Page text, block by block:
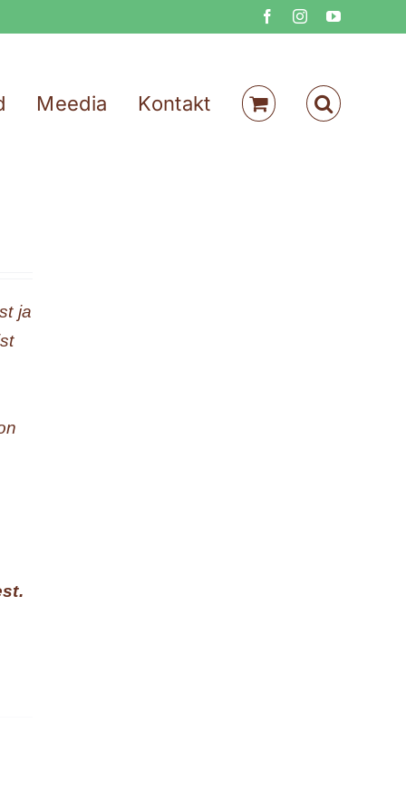
FacebookInstagramYouTube
Meedia Kontakt
ja